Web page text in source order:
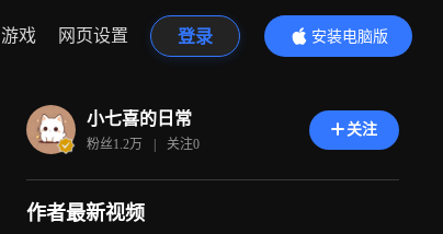
游戏 网页设置 登录
安装电脑版
内容更精彩
小七喜的日常
粉丝1.2万 | 关注0
关注
作者最新视频